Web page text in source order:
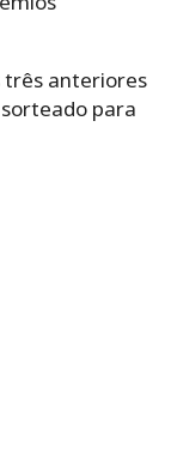
três anteriores
para